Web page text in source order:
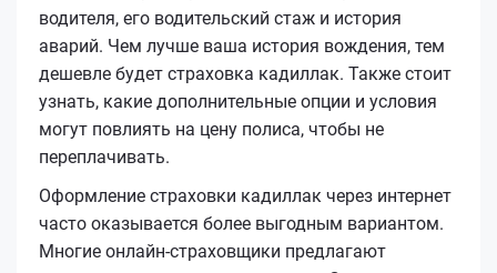
водителя, его водительский стаж и история
аварий. Чем лучше ваша история вождения, тем
дешевле будет страховка кадиллак. Также стоит
узнать, какие дополнительные опции и условия
могут повлиять на цену полиса, чтобы не
переплачивать.
Оформление страховки кадиллак через интернет
часто оказывается более выгодным вариантом.
Многие онлайн-страховщики предлагают